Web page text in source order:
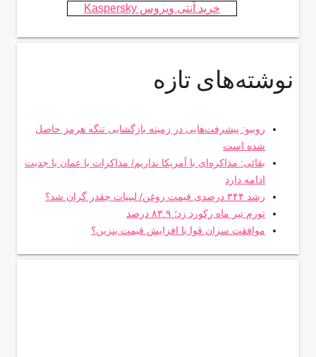
خرید آنتی ویروس Kaspersky
نوشته‌های تازه
روبیو: پیشرفت‌هایی در زمینه بازگشایی تنگه هرمز حاصل
شده است
بقائی: مذاکره‌ای با آمریکا نداریم/ مذاکرات با عمان با جدیت
ادامه دارد
رشد ۳۴۴ درصدی قیمت روغن/ لبنیات چقدر گران شد؟
تورم تیر ماه رکورد زد؛ ۸۳.۹ درصد
موافقت سران قوا با افزایش قیمت بنزین؟